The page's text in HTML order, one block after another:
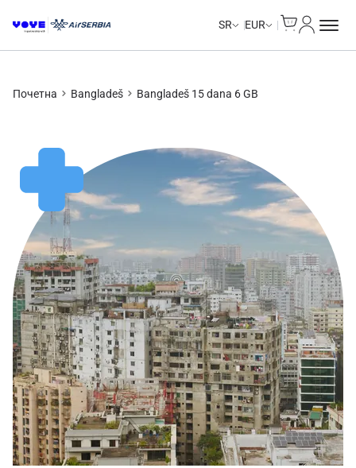
SR EUR
Почетна Bangladeš Bangladeš 15 dana 6 GB